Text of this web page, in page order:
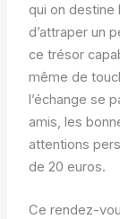
qui on destine
d’attraper un
ce trésor
même de
l’échange se
amis, les
attentions
de 20 euros.
Ce rendez-